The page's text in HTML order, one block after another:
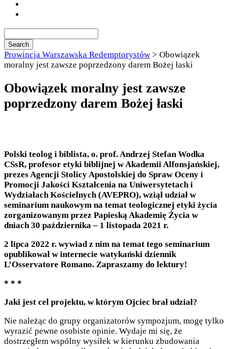
Prowincja Warszawska Redemptorystów > Obowiązek
moralny jest zawsze poprzedzony darem Bożej łaski
Obowiązek moralny jest zawsze
poprzedzony darem Bożej łaski
Polski teolog i biblista, o. prof. Andrzej Stefan Wodka
CSsR, profesor etyki biblijnej w Akademii Alfonsjańskiej,
prezes Agencji Stolicy Apostolskiej do Spraw Oceny i
Promocji Jakości Kształcenia na Uniwersytetach i
Wydziałach Kościelnych (AVEPRO), wziął udział w
seminarium naukowym na temat teologicznej etyki życia
zorganizowanym przez Papieską Akademię Życia w
dniach 30 października – 1 listopada 2021 r.
2 lipca 2022 r. wywiad z nim na temat tego seminarium
opublikował w internecie watykański dziennik
L’Osservatore Romano. Zapraszamy do lektury!
* * *
Jaki jest cel projektu, w którym Ojciec brał udział?
Nie należąc do grupy organizatorów sympozjum, mogę tylko
wyrazić pewne osobiste opinie. Wydaje mi się, że
dostrzegłem wspólny wysiłek w kierunku zbudowania